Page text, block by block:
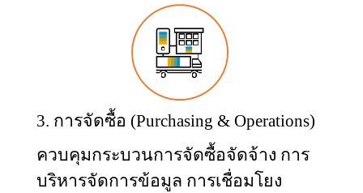
3. การจัดซื้อ (Purchasing & Operations)
ควบคุมกระบวนการจัดซื้อจัดจ้าง การ
บริหารจัดการข้อมูล การเชื่อมโยง